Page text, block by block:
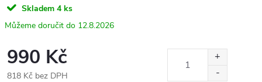
Skladem 4 ks
12.8.2026
990 Kč
818 Kč bez DPH